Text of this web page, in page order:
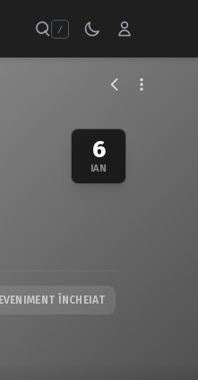
/
6
IAN
EVENIMENT ÎNCHEIAT